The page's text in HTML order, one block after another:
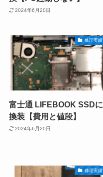
2024年6月20日
修理実績
富士通 LIFEBOOK SSDに
換装【費用と値段】
2024年6月20日
修理実績